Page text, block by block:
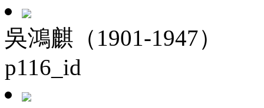
吳鴻麒（1901-1947）
p116_id